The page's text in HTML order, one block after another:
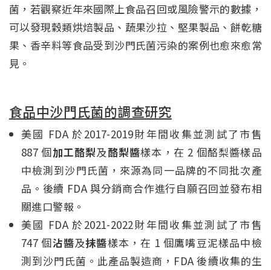
菌，若觀察近年來國際上食品召回或風險警示的數據，
可以發現穀類烘焙製品、蔬果沙拉、堅果製品、餅乾糖
果、香辛料等食品受到沙門氏菌污染的案例也愈來愈常
見。
食品中沙門氏菌的調查研究
美國 FDA 於2017-2019財年間收集並測試了市售
887 個加工酪梨及酪梨醬樣本，在 2 個酪梨醬樣品
中檢測到沙門氏菌，來源為同一品牌的不同批次產
品。後續 FDA 與分銷商合作進行自願召回並發布相
關進口警報。
美國 FDA 於2021-2022財年間收集並測試了市售
747 個沾醬及抹醬樣本，在 1 個鷹嘴豆泥樣品中檢
測到沙門氏菌。此產品製造商，FDA 後續收集的生